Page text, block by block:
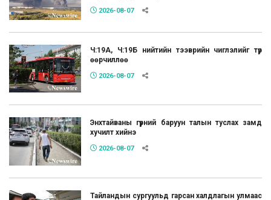
2026-08-07
Ч:19А, Ч:19Б нийтийн тээврийн чиглэлийг түр
өөрчиллөө
2026-08-07
Энхтайваны гүүрний баруун талын туслах замд
хучилт хийнэ
2026-08-07
Тайландын сургуульд гарсан халдлагын улмаас